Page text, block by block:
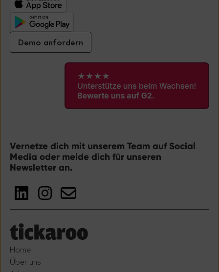
Demo anfordern
Vernetze dich mit unserem Team auf Social
Media oder melde dich für unseren
Newsletter an.
Home
Über uns